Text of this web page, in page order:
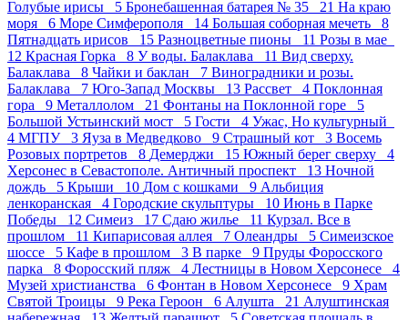
Голубые ирисы 5 Бронебашенная батарея № 35 21 На краю
моря 6 Море Симферополя 14 Большая соборная мечеть 8
Пятнадцать ирисов 15 Разноцветные пионы 11 Розы в мае
12 Красная Горка 8 У воды. Балаклава 11 Вид сверху.
Балаклава 8 Чайки и баклан 7 Виноградники и розы.
Балаклава 7 Юго-Запад Москвы 13 Рассвет 4 Поклонная
гора 9 Металлолом 21 Фонтаны на Поклонной горе 5
Большой Устьинский мост 5 Гости 4 Ужас, Но культурный
4 МГПУ 3 Яуза в Медведково 9 Страшный кот 3 Восемь
Розовых портретов 8 Демерджи 15 Южный берег сверху 4
Херсонес в Севастополе. Античный проспект 13 Ночной
дождь 5 Крыши 10 Дом с кошками 9 Альбиция
ленкоранская 4 Городские скульптуры 10 Июнь в Парке
Победы 12 Симеиз 17 Сдаю жилье 11 Курзал. Все в
прошлом 11 Кипарисовая аллея 7 Олеандры 5 Симеизское
шоссе 5 Кафе в прошлом 3 В парке 9 Пруды Форосского
парка 8 Форосский пляж 4 Лестницы в Новом Херсонесе 4
Музей христианства 6 Фонтан в Новом Херсонесе 9 Храм
Святой Троицы 9 Река Героон 6 Алушта 21 Алуштинская